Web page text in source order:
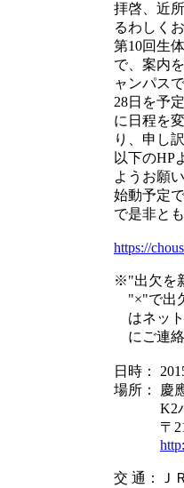
拝啓、近
るわしく
第10回生
で、案内
ャンパス
28日を予
に日程を
り、申し
以下のHP
ようお願
始動予定
で是非と
https://
※"出欠を
"×"で出
はネット
にご連
日時：
場所： 慶
K2ハ
〒212-
交 通：Ｊ